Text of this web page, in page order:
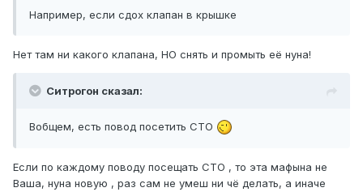
Например, если сдох клапан в крышке
Нет там ни какого клапана, НО снять и промыть её нуна!
Ситрогон сказал:
Вобщем, есть повод посетить СТО
Если по каждому поводу посещать СТО , то эта мафына не
Ваша, нуна новую , раз сам не умеш ни чё делать, а иначе